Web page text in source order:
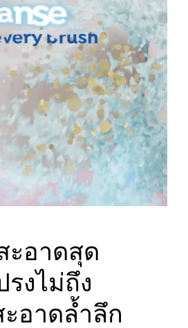
อาดสุด
งไม่ถึง
อาดล้ำลึก